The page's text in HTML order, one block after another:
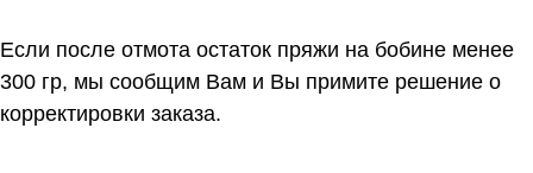
Если после отмота остаток пряжи на бобине менее
300 гр, мы сообщим Вам и Вы примите решение о
корректировки заказа.